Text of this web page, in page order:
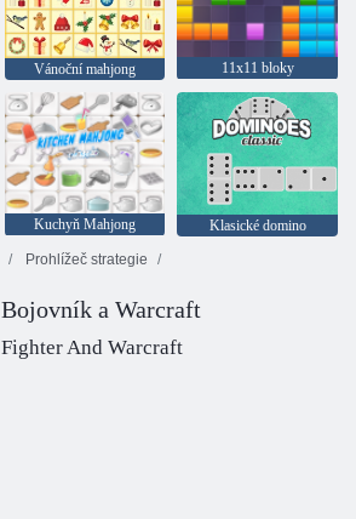
Vánoční mahjong 11x11 bloky
Kuchyň Mahjong
Klasické domino
Prohlížeč strategie
Bojovník a Warcraft
Fighter And Warcraft